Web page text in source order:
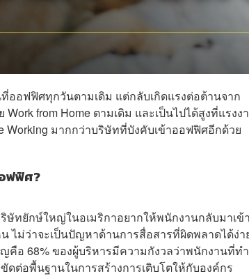
ออฟฟิศทุกวันตามเดิม แต่กลับเกิดแรงต่อต้านจาก
from Home ตามเดิม และเป็นไปได้สูงที่แรงง
Working มากกว่าบริษัทที่บังคับเข้าออฟฟิศอีกด้วย
ฟฟิศ?
ษัทยักษ์ใหญ่ในอเมริกาอยากให้พนักงานกลับมาเข้
ไม่ว่าจะเป็นปัญหาด้านการสื่อสารที่ผิดพลาดได้ง่า
อ 68% ของผู้บริหารมีความกังวลว่าพนักงานที่ท
ต่อพื้นฐานในการสร้างการเติบโตให้กับองค์กร